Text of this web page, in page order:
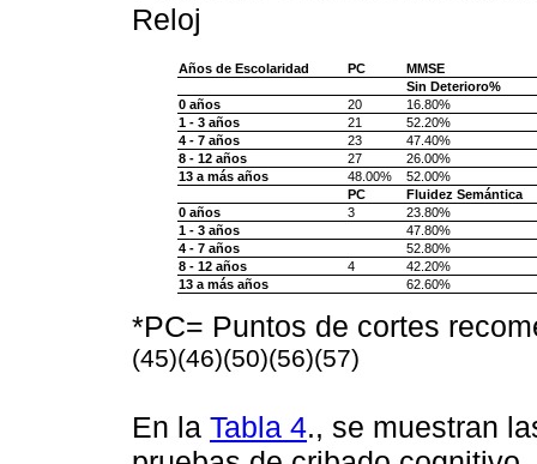
Reloj
Años de Escolaridad PC
MMSE
Sin Deterioro%
0 años
20
16.80%
1 - 3 años
21
52.20%
4 - 7 años
23
47.40%
8 - 12 años
27
26.00%
13 a más años
48.00%
52.00%
PC
Fluidez Semántica
0 años
3
23.80%
1 - 3 años
47.80%
4 - 7 años
52.80%
8 - 12 años
4
42.20%
13 a más años
62.60%
*PC= Puntos de cortes
(45)(46)(50)(56)(57)
En la Tabla 4., se muestran